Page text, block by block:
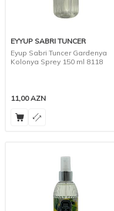
EYYUP SABRI TUNCER
Eyup Sabri Tuncer Gardenya
Kolonya Sprey 150 ml 8118
11,00AZN